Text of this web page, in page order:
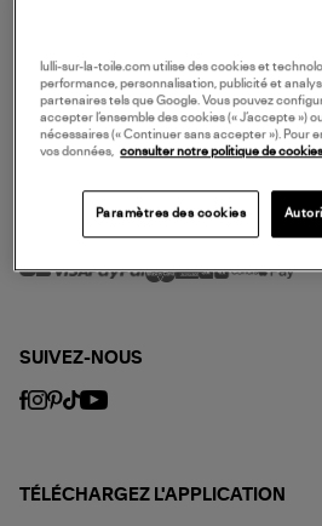
NOS SERVICES
SERVICE CLIENT
MODE DE PAIEMENT
SUIVEZ-NOUS
TÉLÉCHARGEZ L'APPLICATION
lulli-sur-la-toile.com utilise des cookies et
performance, personnalisation, publicité et
partenaires tels que Google. Vous pouvez
accepter l’ensemble des cookies (« J’accepte »)
nécessaires (« Continuer sans accepter »). Pour
vos données,
consulter notre politique de
Paramètres des cookies